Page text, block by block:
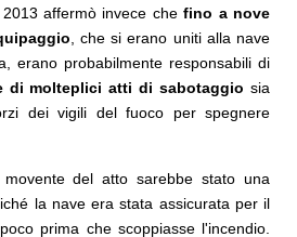
affermò invece chefino a nove
, che si erano uniti alla nave
erano probabilmente responsabili di
di molteplici atti di sabotaggio sia
dei vigili del fuoco per spegnere
del atto sarebbe stato una
la nave era stata assicurata per il
prima che scoppiasse l'incendio.